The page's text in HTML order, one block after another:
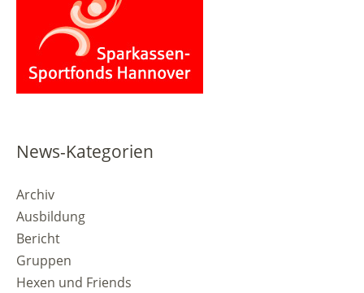
News-Kategorien
Archiv
Ausbildung
Bericht
Gruppen
Hexen und Friends